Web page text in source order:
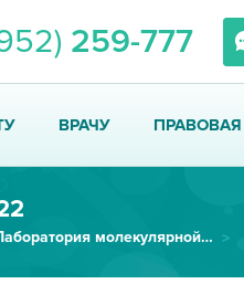
259-777
ВРАЧУ
Лаборатория молекулярной биологии